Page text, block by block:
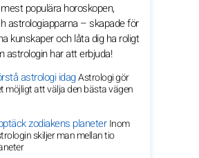
populära horoskopen,
astrologiapparna – skapade för
kunskaper och låta dig ha roligt
astrologin har att erbjuda!
astrologi idagAstrologi gör
möjligt att välja den bästa vägen
zodiakens planeterInom
skiljer man mellan tio